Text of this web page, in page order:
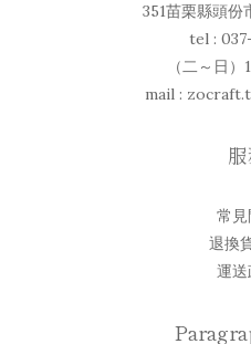
351苗栗縣頭份
tel :
（二～日
mail :
常見
退換
運